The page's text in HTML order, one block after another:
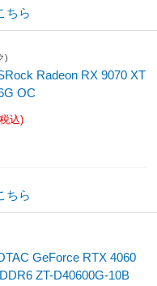
ちら
)
Radeon RX 9070 XT
OC
込)
ちら
GeForce RTX 4060
ZT-D40600G-10B